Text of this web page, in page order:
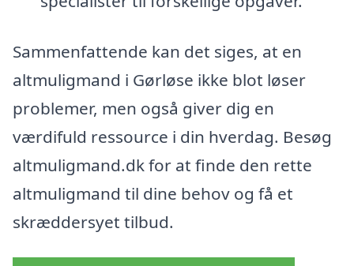
Sammenfattende kan det siges, at en
altmuligmand i Gørløse ikke blot løser
problemer, men også giver dig en
værdifuld ressource i din hverdag. Besøg
altmuligmand.dk for at finde den rette
altmuligmand til dine behov og få et
skræddersyet tilbud.